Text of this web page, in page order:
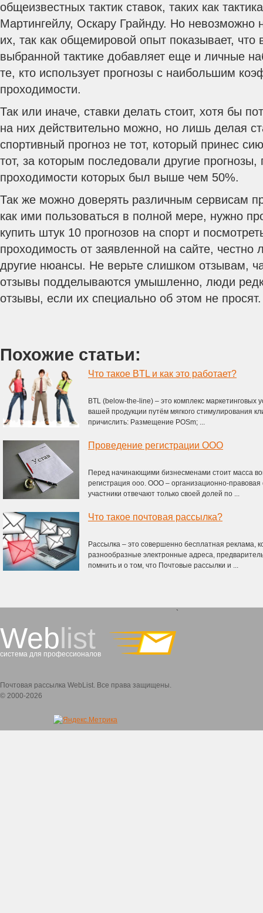
общеизвестных тактик ставок, таких как
Мартингейлу, Оскару Грайнду. Но невозможно
их, так как общемировой опыт показывает, что
выбранной тактике добавляет еще и личные
те, кто использует прогнозы с наибольшим
проходимости.
Так или иначе, ставки делать стоит, хотя бы
на них действительно можно, но лишь делая
спортивный прогноз не тот, который принес
тот, за которым последовали другие прогнозы,
проходимости которых был выше чем 50%.
Так же можно доверять различным сервисам
как ими пользоваться в полной мере, нужно
купить штук 10 прогнозов на спорт и
проходимость от заявленной на сайте, честно
другие нюансы. Не верьте слишком отзывам,
отзывы подделываются умышленно, люди
отзывы, если их специально об этом не просят.
Похожие статьи:
Что такое BTL и как это работает?
BTL (below-the-line) – это комплекс
вашей продукции путём мягкого стимулирования
причислить: Размещение POSm; ...
Проведение регистрации ООО
Перед начинающими бизнесменами стоит масса
регистрация ооо. ООО – организационно-
участники отвечают только своей долей по ...
Что такое почтовая рассылка?
Рассылка – это совершенно бесплатная реклама,
разнообразные электронные адреса,
помнить и о том, что Почтовые рассылки и ...
Weblist
система для профессионалов
`
Почтовая рассылка WebList. Все права защищены.
© 2000-2026